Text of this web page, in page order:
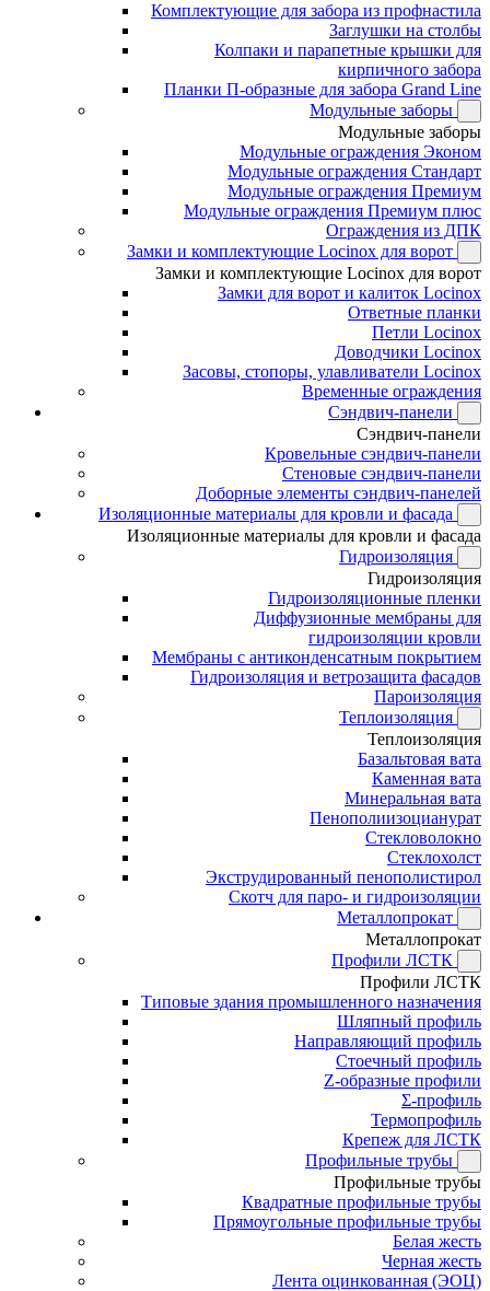
Комплектующие для забора из профнастила
Заглушки на столбы
Колпаки и парапетные крышки для
кирпичного забора
Планки П-образные для забора Grand Line
Модульные заборы
Модульные заборы
Модульные ограждения Эконом
Модульные ограждения Стандарт
Модульные ограждения Премиум
Модульные ограждения Премиум плюс
Ограждения из ДПК
Замки и комплектующие Locinox для ворот
Замки и комплектующие Locinox для ворот
Замки для ворот и калиток Locinox
Ответные планки
Петли Locinox
Доводчики Locinox
Засовы, стопоры, улавливатели Locinox
Временные ограждения
Сэндвич-панели
Сэндвич-панели
Кровельные сэндвич-панели
Стеновые сэндвич-панели
Доборные элементы сэндвич-панелей
Изоляционные материалы для кровли и фасада
Изоляционные материалы для кровли и фасада
Гидроизоляция
Гидроизоляция
Гидроизоляционные пленки
Диффузионные мембраны для
гидроизоляции кровли
Мембраны с антиконденсатным покрытием
Гидроизоляция и ветрозащита фасадов
Пароизоляция
Теплоизоляция
Теплоизоляция
Базальтовая вата
Каменная вата
Минеральная вата
Пенополиизоцианурат
Стекловолокно
Стеклохолст
Экструдированный пенополистирол
Скотч для паро- и гидроизоляции
Металлопрокат
Металлопрокат
Профили ЛСТК
Профили ЛСТК
Типовые здания промышленного назначения
Шляпный профиль
Направляющий профиль
Стоечный профиль
Z-образные профили
Σ-профиль
Термопрофиль
Крепеж для ЛСТК
Профильные трубы
Профильные трубы
Квадратные профильные трубы
Прямоугольные профильные трубы
Белая жесть
Черная жесть
Лента оцинкованная (ЭОЦ)